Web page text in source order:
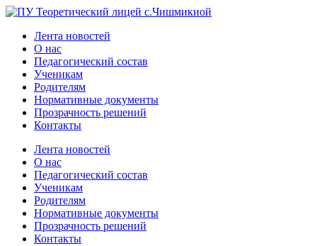
Официальный сайт учебного заведения
Лента новостей
О нас
Педагогический состав
Ученикам
Родителям
Нормативные документы
Прозрачность решений
Контакты
Лента новостей
О нас
Педагогический состав
Ученикам
Родителям
Нормативные документы
Прозрачность решений
Контакты